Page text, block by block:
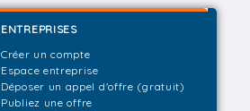
ENTREPRISES
Créer un compte
Espace entreprise
Déposer un appel d'offre (gratuit)
Publiez une offre